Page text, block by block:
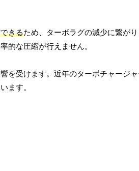
きるため、ターボラグの減少に繋が
的な圧縮が行えません。
を受けます。近年のターボチャージ
ます。